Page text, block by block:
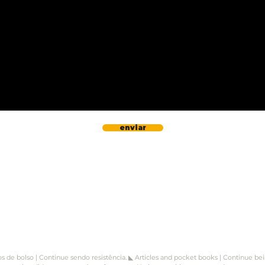
enviar
de bolso | Continue sendo resistência. ◣ Articles and pocket books | Continue